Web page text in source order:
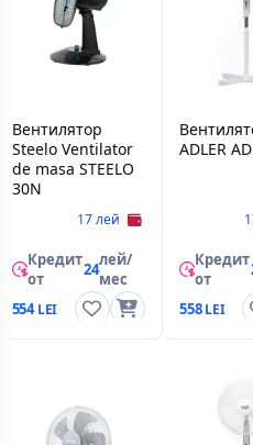
Вентилятор
Steelo Ventilator
de masa STEELO
30N
17 лей
Кредит
от
24лей/
мес
554
ADLER
Кредит
от
558